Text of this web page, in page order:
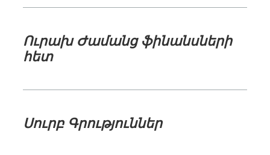
Ուրախ Ժամանց ֆինանսների
հետ
Սուրբ Գրություններ